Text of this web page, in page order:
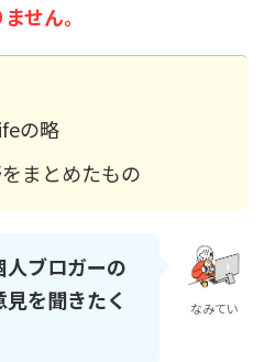
せん。
の略
まとめたもの
ブロガーの
を聞きたく
なみてい